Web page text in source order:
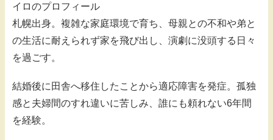
イロのプロフィール
札幌出身。複雑な家庭環境で育ち、母親との不和や弟と
の生活に耐えられず家を飛び出し、演劇に没頭する日々
を過ごす。
結婚後に田舎へ移住したことから適応障害を発症。孤独
感と夫婦間のすれ違いに苦しみ、誰にも頼れない6年間
を経験。